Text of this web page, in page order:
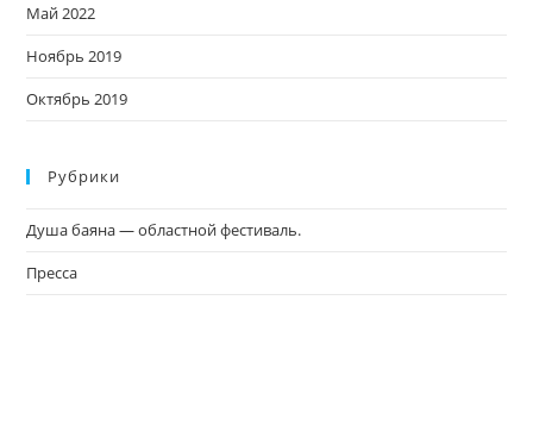
Май 2022
Ноябрь 2019
Октябрь 2019
Рубрики
Душа баяна — областной фестиваль.
Пресса